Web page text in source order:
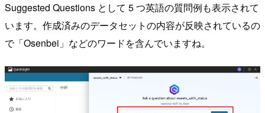
Suggested Questions として 5 つ英語の質問例も表示されて
います。作成済みのデータセットの内容が反映されているの
で「Osenbei」などのワードを含んでいますね。